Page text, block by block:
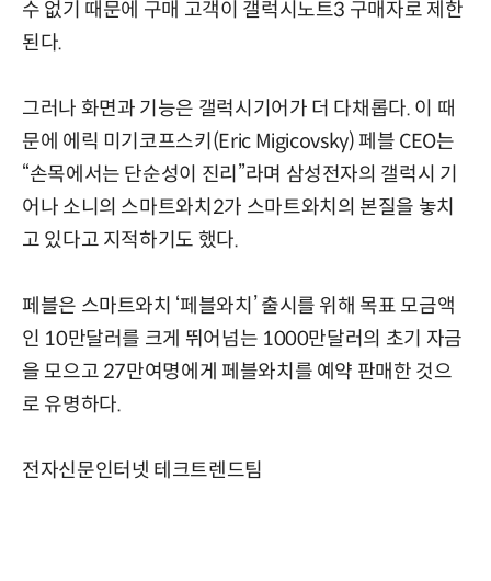
수 없기 때문에 구매 고객이 갤럭시노트3 구매자로 제한
된다.
그러나 화면과 기능은 갤럭시기어가 더 다채롭다. 이 때
문에 에릭 미기코프스키(Eric Migicovsky) 페블 CEO는
“손목에서는 단순성이 진리”라며 삼성전자의 갤럭시 기
어나 소니의 스마트와치2가 스마트와치의 본질을 놓치
고 있다고 지적하기도 했다.
페블은 스마트와치 ‘페블와치’ 출시를 위해 목표 모금액
인 10만달러를 크게 뛰어넘는 1000만달러의 초기 자금
을 모으고 27만여명에게 페블와치를 예약 판매한 것으
로 유명하다.
전자신문인터넷 테크트렌드팀